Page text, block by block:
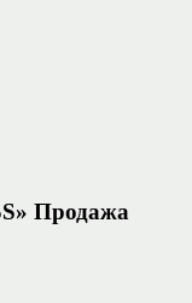
Продажа